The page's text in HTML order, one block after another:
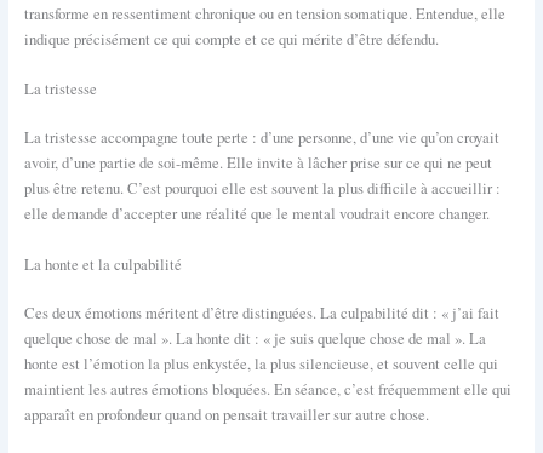
transforme en ressentiment chronique ou en tension somatique. Entendue, elle
indique précisément ce qui compte et ce qui mérite d’être défendu.
La tristesse
La tristesse accompagne toute perte : d’une personne, d’une vie qu’on croyait
avoir, d’une partie de soi-même. Elle invite à lâcher prise sur ce qui ne peut
plus être retenu. C’est pourquoi elle est souvent la plus difficile à accueillir :
elle demande d’accepter une réalité que le mental voudrait encore changer.
La honte et la culpabilité
Ces deux émotions méritent d’être distinguées. La culpabilité dit : « j’ai fait
quelque chose de mal ». La honte dit : « je suis quelque chose de mal ». La
honte est l’émotion la plus enkystée, la plus silencieuse, et souvent celle qui
maintient les autres émotions bloquées. En séance, c’est fréquemment elle qui
apparaît en profondeur quand on pensait travailler sur autre chose.